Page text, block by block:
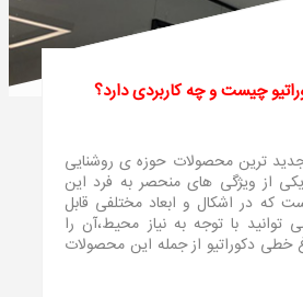
چیست و چه کاربردی دارد؟
ترین محصولات حوزه ی روشنایی
از ویژگی های منحصر به فرد این
که در اشکال و ابعاد مختلفی قابل
با توجه به نیاز محیط،آن را
خطی دکوراتیو از جمله این محصولات